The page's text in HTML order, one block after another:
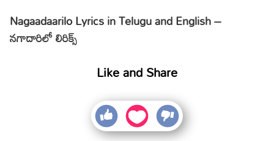
Nagaadaarilo Lyrics in Telugu and English –
నగాదారిలో లిరిక్స్
Like and Share